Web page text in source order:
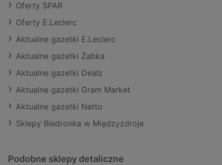
Oferty SPAR
Oferty E.Leclerc
Aktualne gazetki E.Leclerc
Aktualne gazetki Żabka
Aktualne gazetki Dealz
Aktualne gazetki Gram Market
Aktualne gazetki Netto
Sklepy Biedronka w Międzyzdroje
Podobne sklepy detaliczne